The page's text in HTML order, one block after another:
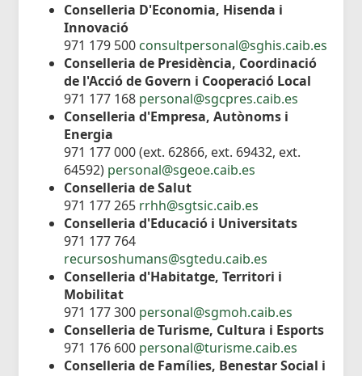
Conselleria D'Economia, Hisenda i
Innovació
971 179 500 consultpersonal@sghis.caib.es
Conselleria de Presidència, Coordinació
de l'Acció de Govern i Cooperació Local
971 177 168 personal@sgcpres.caib.es
Conselleria d'Empresa, Autònoms i
Energia
971 177 000 (ext. 62866, ext. 69432, ext.
64592) personal@sgeoe.caib.es
Conselleria de Salut
971 177 265 rrhh@sgtsic.caib.es
Conselleria d'Educació i Universitats
971 177 764
recursoshumans@sgtedu.caib.es
Conselleria d'Habitatge, Territori i
Mobilitat
971 177 300 personal@sgmoh.caib.es
Conselleria de Turisme, Cultura i Esports
971 176 600 personal@turisme.caib.es
Conselleria de Famílies, Benestar Social i